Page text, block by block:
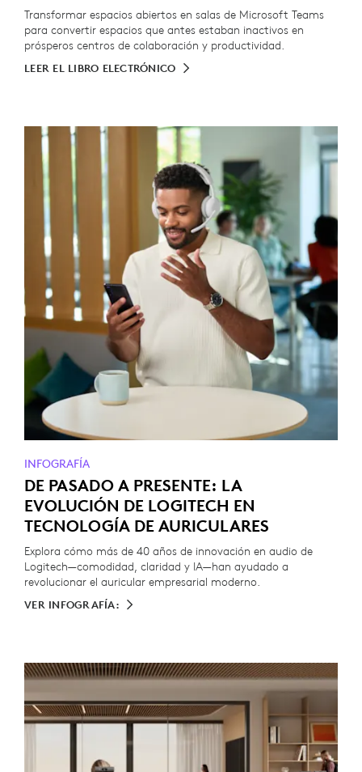
Transformar espacios abiertos en salas de Microsoft Teams
para convertir espacios que antes estaban inactivos en
prósperos centros de colaboración y productividad.
LEER EL LIBRO ELECTRÓNICO
INFOGRAFÍA
DE PASADO A PRESENTE: LA
EVOLUCIÓN DE LOGITECH EN
TECNOLOGÍA DE AURICULARES
Explora cómo más de 40 años de innovación en audio de
Logitech—comodidad, claridad y IA—han ayudado a
revolucionar el auricular empresarial moderno.
VER INFOGRAFÍA: